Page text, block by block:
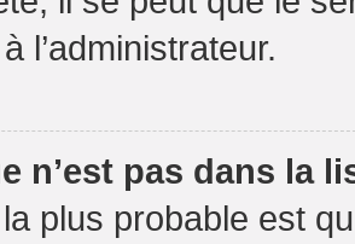
l’administrateur.
n’est pas dans la
plus probable est